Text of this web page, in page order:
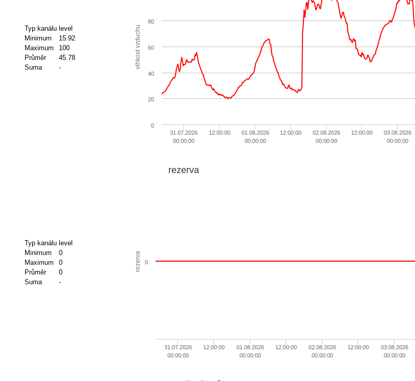
Typ kanálu level
Minimum
15.92
Maximum
100
Průměr
45.78
Suma
- vlhkost vzduchu
31.07.2026
00:00:00
12:00:00
01.08.2026
00:00:00
12:00:00
02.08.2026
00:00:00
12:00:00
03.08.2026
00:00:00
0
20
40
60
80
Typ kanálu level
Minimum
0
Maximum
0
Průměr
0
Suma
-
rezerva
rezerva
31.07.2026
00:00:00
12:00:00
01.08.2026
00:00:00
12:00:00
02.08.2026
00:00:00
12:00:00
03.08.2026
00:00:00
0